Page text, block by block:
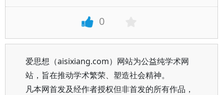
0
爱思想（aisixiang.com）网站为公益纯学术网
站，旨在推动学术繁荣、塑造社会精神。
凡本网首发及经作者授权但非首发的所有作品，